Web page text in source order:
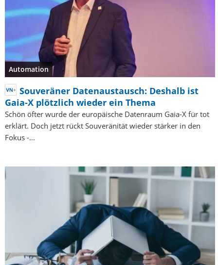
Automation
Souveräner Datenaustausch: Deshalb ist
Gaia-X plötzlich wieder ein Thema
Schön öfter wurde der europäische Datenraum Gaia-X für tot
erklärt. Doch jetzt rückt Souveränität wieder stärker in den
Fokus -…